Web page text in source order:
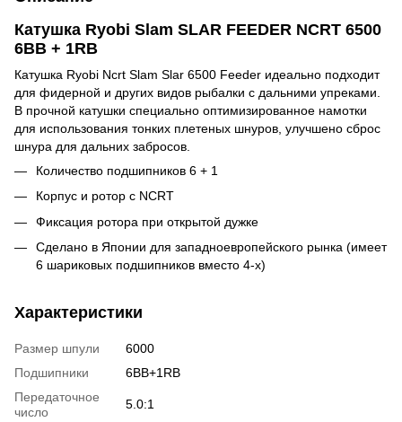
Катушка Ryobi Slam SLAR FEEDER NCRT 6500
6BB + 1RB
Катушка Ryobi Ncrt Slam Slar 6500 Feeder идеально подходит
для фидерной и других видов рыбалки с дальними упреками.
В прочной катушки специально оптимизированное намотки
для использования тонких плетеных шнуров, улучшено сброс
шнура для дальних забросов.
Количество подшипников 6 + 1
Корпус и ротор с NCRT
Фиксация ротора при открытой дужке
Сделано в Японии для западноевропейского рынка (имеет
6 шариковых подшипников вместо 4-х)
Характеристики
Размер шпули
6000
Подшипники
6BB+1RB
Передаточное
число
5.0:1